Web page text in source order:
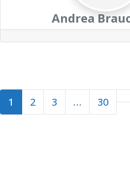
Andrea
1 2 3 … 30